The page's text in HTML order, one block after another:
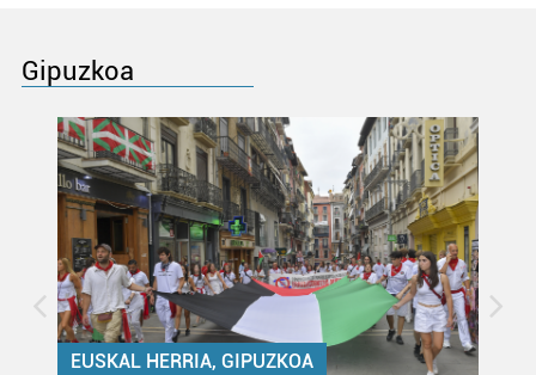
Gipuzkoa
EUSKAL HERRIA, GIPUZKOA